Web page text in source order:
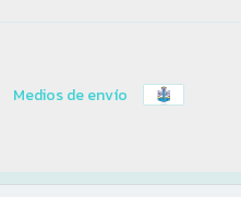
Medios de envío